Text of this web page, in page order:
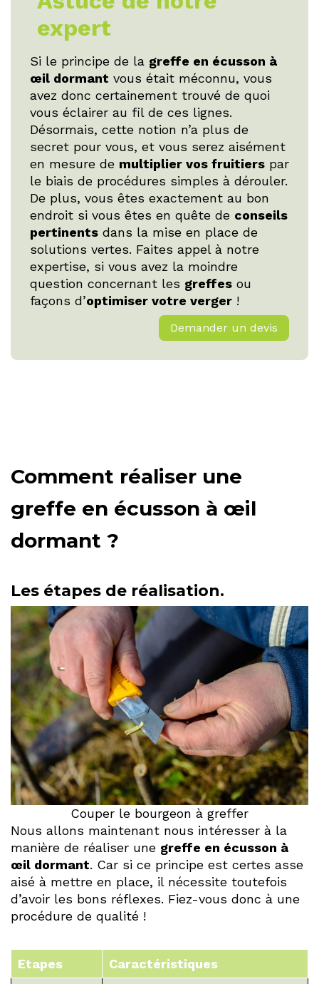
expert
Si le principe de la greffe en écusson à
œil dormant vous était méconnu, vous
avez donc certainement trouvé de quoi
vous éclairer au fil de ces lignes.
Désormais, cette notion n’a plus de
secret pour vous, et vous serez aisément
en mesure de multiplier vos fruitiers par
le biais de procédures simples à dérouler.
De plus, vous êtes exactement au bon
endroit si vous êtes en quête de conseils
pertinents dans la mise en place de
solutions vertes. Faites appel à notre
expertise, si vous avez la moindre
question concernant les greffes ou
façons d’optimiser votre verger !
Demander un devis
Comment réaliser une
greffe en écusson à œil
dormant ?
Les étapes de réalisation.
Couper le bourgeon à greffer
Nous allons maintenant nous intéresser à la
manière de réaliser une greffe en écusson à
œil dormant. Car si ce principe est certes asse
aisé à mettre en place, il nécessite toutefois
d’avoir les bons réflexes. Fiez-vous donc à une
procédure de qualité !
Etapes Caractéristiques